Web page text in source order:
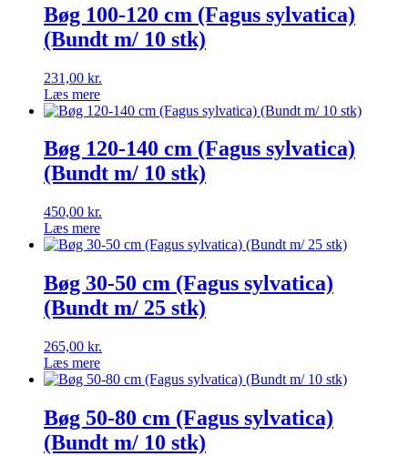
Bøg 100-120 cm (Fagus sylvatica)
(Bundt m/ 10 stk)
231,00 kr.
Læs mere
Bøg 120-140 cm (Fagus sylvatica)
(Bundt m/ 10 stk)
450,00 kr.
Læs mere
Bøg 30-50 cm (Fagus sylvatica)
(Bundt m/ 25 stk)
265,00 kr.
Læs mere
Bøg 50-80 cm (Fagus sylvatica)
(Bundt m/ 10 stk)